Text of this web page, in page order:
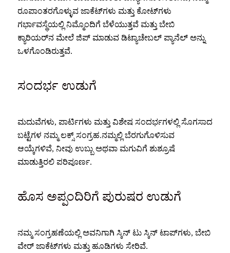
ರೂಪಾಂತರಗೊಳ್ಳುವ ಜಾಕೆಟ್‌ಗಳು ಮತ್ತು ಕೋಟ್‌ಗಳು
ಗರ್ಭಾವಸ್ಥೆಯಲ್ಲಿ ನಿಮ್ಮೊಂದಿಗೆ ಬೆಳೆಯುತ್ತವೆ ಮತ್ತು ಬೇಬಿ
ಕ್ಯಾರಿಯರ್‌ನ ಮೇಲೆ ಜಿಪ್ ಮಾಡುವ ಡಿಟ್ಯಾಚೇಬಲ್ ಪ್ಯಾನೆಲ್ ಅನ್ನು
ಒಳಗೊಂಡಿರುತ್ತವೆ.
ಸಂದರ್ಭ ಉಡುಗೆ
ಮದುವೆಗಳು, ಪಾರ್ಟಿಗಳು ಮತ್ತು ವಿಶೇಷ ಸಂದರ್ಭಗಳಲ್ಲಿ ಸೊಗಸಾದ
ಬಟ್ಟೆಗಳ ನಮ್ಮ ಲಕ್ಸ್ ಸಂಗ್ರಹ.ನಮ್ಮಲ್ಲಿ ಬೆರಗುಗೊಳಿಸುವ
ಆಯ್ಕೆಗಳಿವೆ, ನೀವು ಉಬ್ಬು ಅಥವಾ ಮಗುವಿಗೆ ಶುಶ್ರೂಷೆ
ಮಾಡುತ್ತಿರಲಿ ಪರಿಪೂರ್ಣ.
ಹೊಸ ಅಪ್ಪಂದಿರಿಗೆ ಪುರುಷರ ಉಡುಗೆ
ನಮ್ಮ ಸಂಗ್ರಹಣೆಯಲ್ಲಿ ಅವನಿಗಾಗಿ ಸ್ಕಿನ್ ಟು ಸ್ಕಿನ್ ಟಾಪ್‌ಗಳು, ಬೇಬಿ
ವೇರ್ ಜಾಕೆಟ್‌ಗಳು ಮತ್ತು ಹೂಡಿಗಳು ಸೇರಿವೆ.